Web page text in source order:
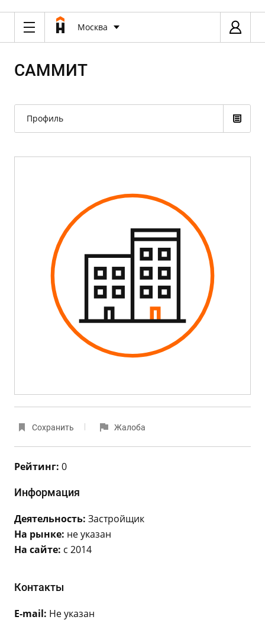
Москва
САММИТ
Профиль
Сохранить Жалоба
Рейтинг: 0
Информация
Деятельность: Застройщик
На рынке: не указан
На сайте: с 2014
Контакты
E-mail: Не указан